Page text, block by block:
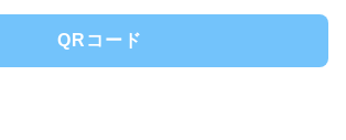
QRコード